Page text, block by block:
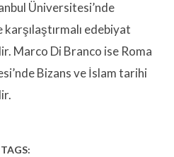
Üniversitesi’nde
karşılaştırmalı edebiyat
Marco Di Branco ise Roma
Bizans ve İslam tarihi
TAGS: